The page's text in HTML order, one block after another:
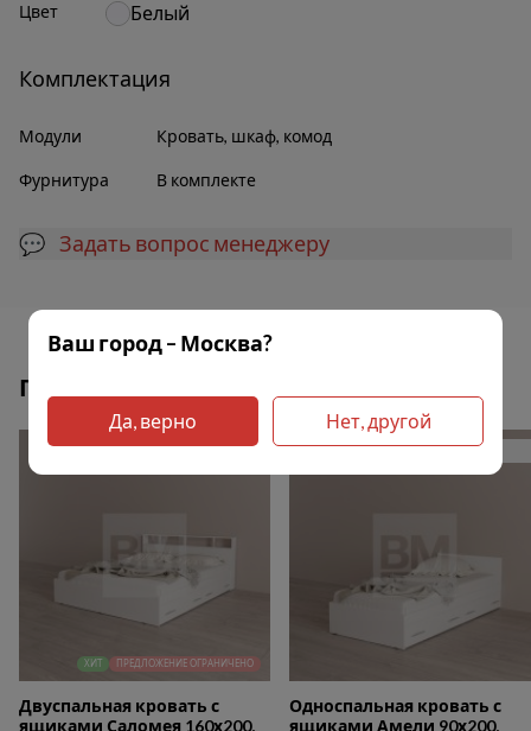
Цвет Белый
Комплектация
Модули Кровать, шкаф, комод
Фурнитура В комплекте
💬 Задать вопрос менеджеру
Популярные товары
ХИТ ПРЕДЛОЖЕНИЕ ОГРАНИЧЕНО
Двуспальная кровать с
ящиками Саломея 160х200,
Односпальная кровать с
ящиками Амели 90х200,
Ваш город – Москва?
Да, верно Нет, другой